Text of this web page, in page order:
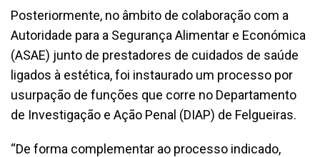
Posteriormente, no âmbito de colaboração com a
Autoridade para a Segurança Alimentar e Económica
(ASAE) junto de prestadores de cuidados de saúde
ligados à estética, foi instaurado um processo por
usurpação de funções que corre no Departamento
de Investigação e Ação Penal (DIAP) de Felgueiras.
“De forma complementar ao processo indicado,